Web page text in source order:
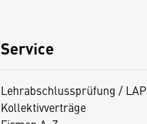
Service
Lehrabschlussprüfung / LAP
Kollektivverträge